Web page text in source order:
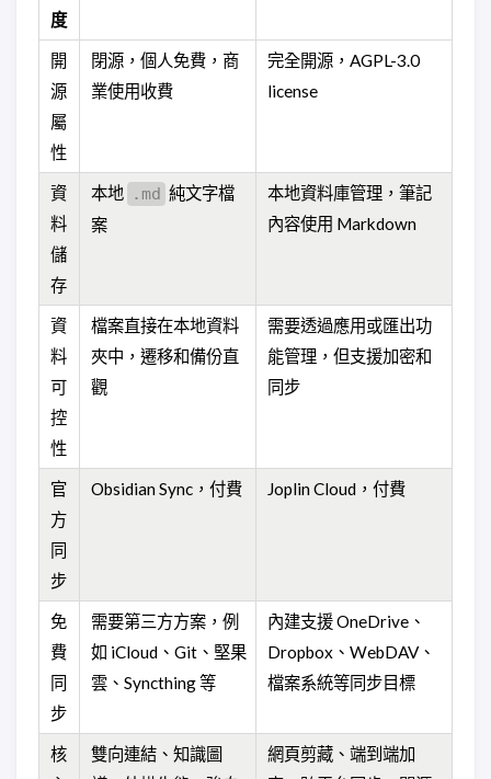
度
開
源
屬
性
閉源，個人免費，商
業使用收費
完全開源，AGPL-3.0
license
資
料
儲
存
本地 .md 純文字檔
案
本地資料庫管理，筆記
內容使用 Markdown
資
料
可
控
性
檔案直接在本地資料
夾中，遷移和備份直
觀
需要透過應用或匯出功
能管理，但支援加密和
同步
官
方
同
步
Obsidian Sync，付費 Joplin Cloud，付費
免
費
同
步
需要第三方方案，例
如 iCloud、Git、堅果
雲、Syncthing 等
內建支援 OneDrive、
Dropbox、WebDAV、
檔案系統等同步目標
核
雙向連結、知識圖
網頁剪藏、端到端加